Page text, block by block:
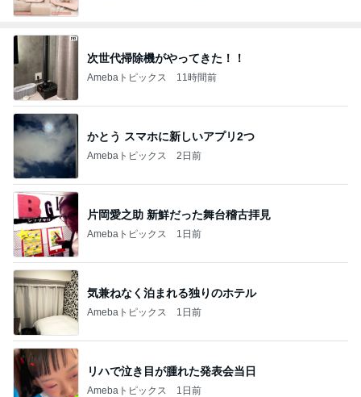
次世代掃除機がやってきた！！
Amebaトピックス 11時間前
かとう スマホに新しいアプリ2つ
Amebaトピックス 2日前
片岡愛之助 新鮮だった舞台稽古拝見
Amebaトピックス 1日前
気兼ねなく泊まれる独りのホテル
Amebaトピックス 1日前
リハで泣き目が腫れた発表会当日
Amebaトピックス 1日前